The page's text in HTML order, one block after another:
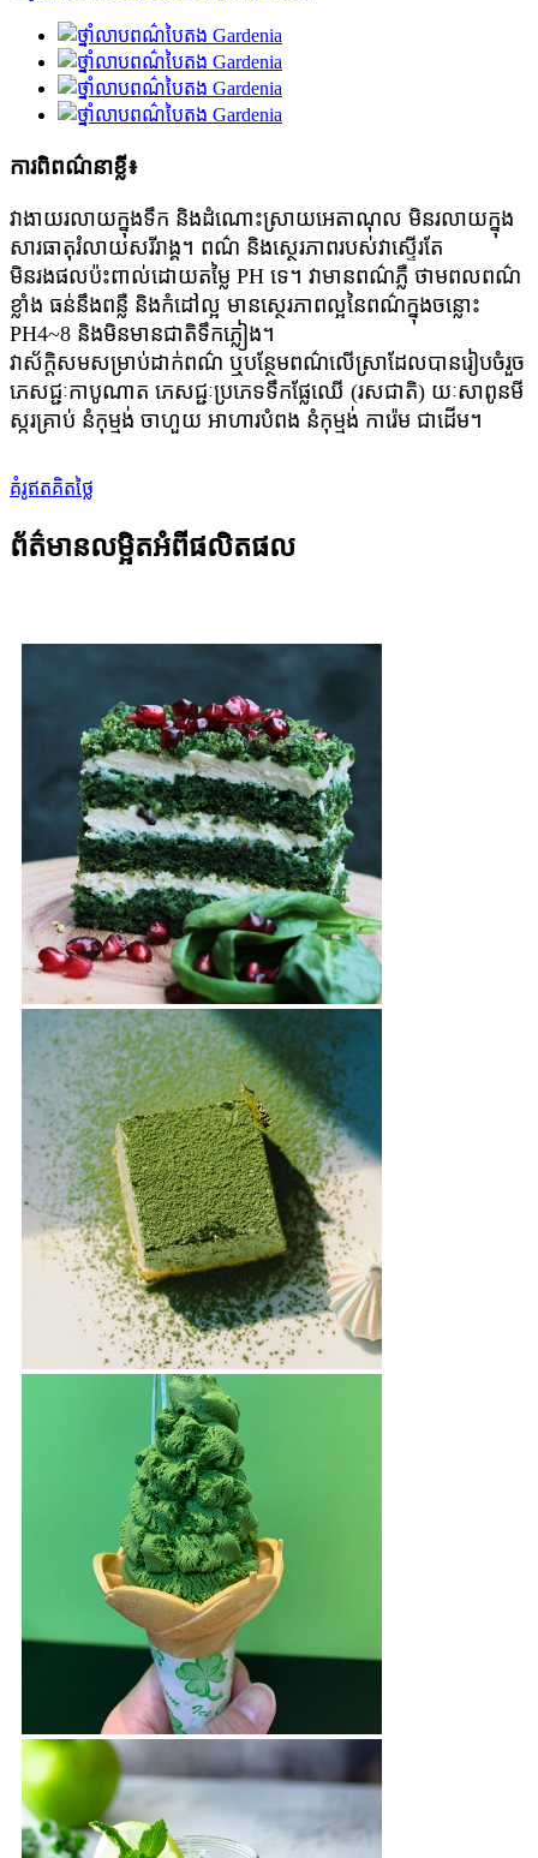
ការពិពណ៌នាខ្លី៖
វាងាយរលាយក្នុងទឹក និងដំណោះស្រាយអេតាណុល មិនរលាយក្នុង
សារធាតុរំលាយសរីរាង្គ។ ពណ៌ និងស្ថេរភាពរបស់វាស្ទើរតែ
មិនរងផលប៉ះពាល់ដោយតម្លៃ PH ទេ។ វាមានពណ៌ភ្លឺ ថាមពលពណ៌
ខ្លាំង ធន់នឹងពន្លឺ និងកំដៅល្អ មានស្ថេរភាពល្អនៃពណ៌ក្នុងចន្លោះ
PH4~8 និងមិនមានជាតិទឹកភ្លៀង។
វាស័ក្តិសមសម្រាប់ដាក់ពណ៌ ឬបន្ថែមពណ៌លើស្រាដែលបានរៀបចំរួច
ភេសជ្ជៈកាបូណាត ភេសជ្ជៈប្រភេទទឹកផ្លែឈើ (រសជាតិ) យៈសាពូនមី
ស្ករគ្រាប់ នំកុម្មង់ ចាហួយ អាហារបំពង នំកុម្មង់ ការ៉េម ជាដើម។
គំរូឥតគិតថ្លៃ
ព័ត៌មានលម្អិតអំពីផលិតផល